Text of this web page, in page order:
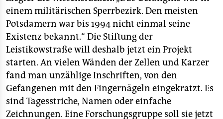
einem militärischen Sperrbezirk. Den meisten
Potsdamern war bis 1994 nicht einmal seine
Existenz bekannt.“ Die Stiftung der
Leistikowstraße will deshalb jetzt ein Projekt
starten. An vielen Wänden der Zellen und Karzer
fand man unzählige Inschriften, von den
Gefangenen mit den Fingernägeln eingekratzt. Es
sind Tagesstriche, Namen oder einfache
Zeichnungen. Eine Forschungsgruppe soll sie jetzt